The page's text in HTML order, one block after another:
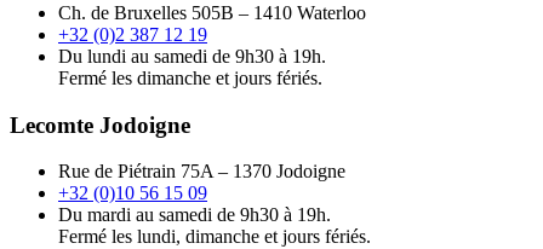
Ch. de Bruxelles 505B – 1410 Waterloo
+32 (0)2 387 12 19
Du lundi au samedi de 9h30 à 19h.
Fermé les dimanche et jours fériés.
Lecomte Jodoigne
Rue de Piétrain 75A – 1370 Jodoigne
+32 (0)10 56 15 09
Du mardi au samedi de 9h30 à 19h.
Fermé les lundi, dimanche et jours fériés.